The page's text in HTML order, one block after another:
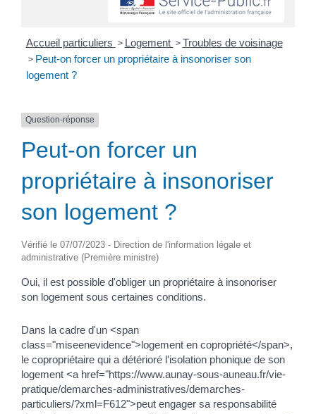
Accueil particuliers > Logement > Troubles de voisinage
> Peut-on forcer un propriétaire à insonoriser son
logement ?
Question-réponse
Peut-on forcer un
propriétaire à insonoriser
son logement ?
Vérifié le 07/07/2023 - Direction de l'information légale et
administrative (Première ministre)
Oui, il est possible d'obliger un propriétaire à insonoriser
son logement sous certaines conditions.
Dans la cadre d'un <span
class="miseenevidence">logement en copropriété</span>,
le copropriétaire qui a détérioré l'isolation phonique de son
logement <a href="https://www.aunay-sous-auneau.fr/vie-
pratique/demarches-administratives/demarches-
particuliers/?xml=F612">peut engager sa responsabilité